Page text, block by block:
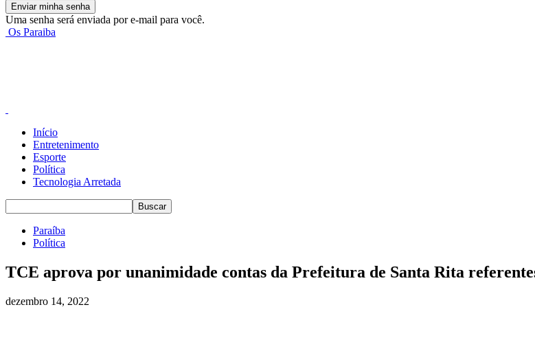
Uma senha será enviada por e-mail para você.
Os Paraiba
Início
Entretenimento
Esporte
Política
Tecnologia Arretada
Paraíba
Política
TCE aprova por unanimidade contas da Prefeitura de Santa Rita
dezembro 14, 2022